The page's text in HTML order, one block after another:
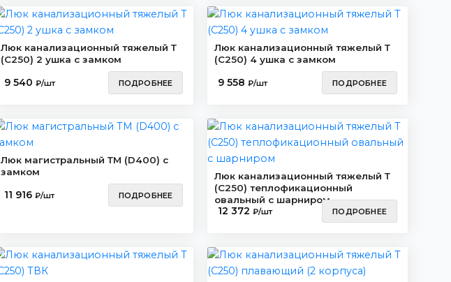
Люк канализационный тяжелый Т
(C250) 2 ушка с замком
9 540 ₽/шт ПОДРОБНЕЕ
Люк канализационный тяжелый Т
(C250) 4 ушка с замком
9 558₽/шт ПОДРОБНЕЕ
Люк магистральный ТМ (D400) с
замком
11 916 ₽/шт ПОДРОБНЕЕ
Люк канализационный тяжелый Т
(C250) теплофикационный
овальный с шарниром
12 372₽/шт ПОДРОБНЕЕ